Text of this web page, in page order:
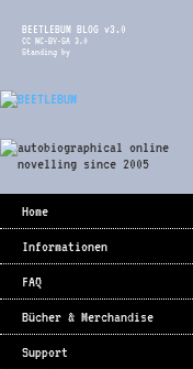
BEETLEBUM BLOG v3.0
CC NC-BY-SA 3.0
Standing by
Home
Informationen
FAQ
Bücher & Merchandise
Support